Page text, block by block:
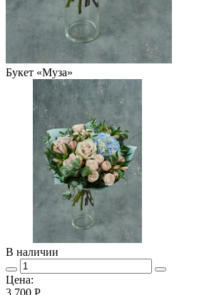
Букет «Муза»
В наличии
Цена:
3 700 Р